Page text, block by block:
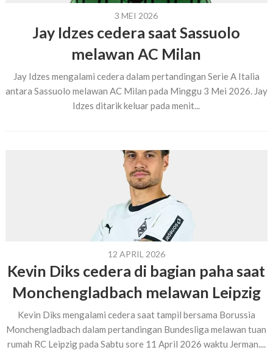
3 MEI 2026
Jay Idzes cedera saat Sassuolo
melawan AC Milan
Jay Idzes mengalami cedera dalam pertandingan Serie A Italia
antara Sassuolo melawan AC Milan pada Minggu 3 Mei 2026. Jay
Idzes ditarik keluar pada menit...
12 APRIL 2026
Kevin Diks cedera di bagian paha saat
Monchengladbach melawan Leipzig
Kevin Diks mengalami cedera saat tampil bersama Borussia
Monchengladbach dalam pertandingan Bundesliga melawan tuan
rumah RC Leipzig pada Sabtu sore 11 April 2026 waktu Jerman....